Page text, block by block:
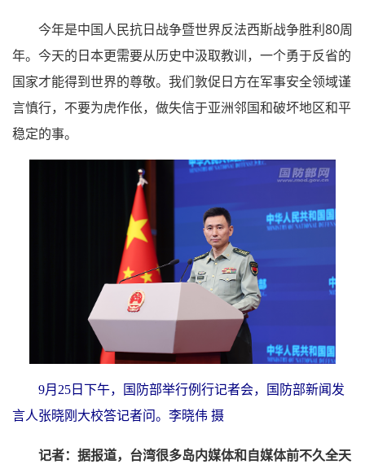
今年是中国人民抗日战争暨世界反法西斯战争胜利80周
年。今天的日本更需要从历史中汲取教训，一个勇于反省的
国家才能得到世界的尊敬。我们敦促日方在军事安全领域谨
言慎行，不要为虎作伥，做失信于亚洲邻国和破坏地区和平
稳定的事。
9月25日下午，国防部举行例行记者会，国防部新闻发
言人张晓刚大校答记者问。李晓伟 摄
记者：据报道，台湾很多岛内媒体和自媒体前不久全天